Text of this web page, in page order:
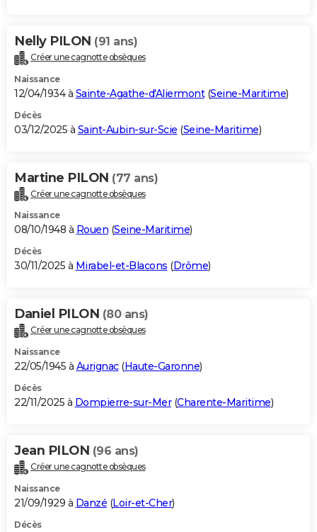
Nelly PILON (91 ans)
Créer une cagnotte obsèques
Naissance
12/04/1934 à Sainte-Agathe-d'Aliermont(Seine-Maritime)
Décès
03/12/2025 à Saint-Aubin-sur-Scie (Seine-Maritime)
Martine PILON (77 ans)
Créer une cagnotte obsèques
Naissance
08/10/1948 à Rouen (Seine-Maritime)
Décès
30/11/2025 à Mirabel-et-Blacons (Drôme)
Daniel PILON (80 ans)
Créer une cagnotte obsèques
Naissance
22/05/1945 à Aurignac(Haute-Garonne)
Décès
22/11/2025 à Dompierre-sur-Mer(Charente-Maritime)
Jean PILON (96 ans)
Créer une cagnotte obsèques
Naissance
21/09/1929 à Danzé (Loir-et-Cher)
Décès